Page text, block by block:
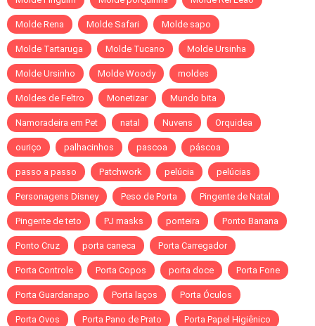
Molde Rena Molde Safari Molde sapo
Molde Tartaruga Molde Tucano Molde Ursinha
Molde Ursinho Molde Woody moldes
Moldes de Feltro Monetizar Mundo bita
Namoradeira em Pet natal Nuvens Orquidea
ouriço palhacinhos pascoa páscoa
passo a passo Patchwork pelúcia pelúcias
Personagens Disney Peso de Porta Pingente de Natal
Pingente de teto PJ masks ponteira Ponto Banana
Ponto Cruz porta caneca Porta Carregador
Porta Controle Porta Copos porta doce Porta Fone
Porta Guardanapo Porta laços Porta Óculos
Porta Ovos Porta Pano de Prato Porta Papel Higiênico